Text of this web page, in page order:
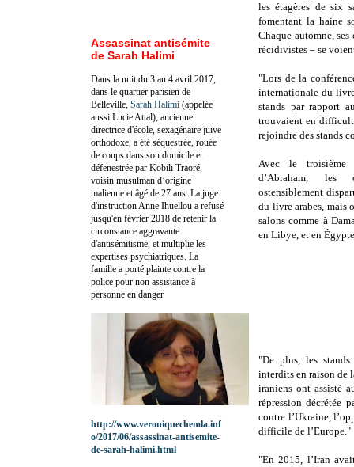
les étagères de six
fomentant la haine
Chaque automne,
récidivistes – se
"Lors de la
internationale du
stands par rapport
trouvaient en
rejoindre des stands
Avec le troisième
d’Abraham, les
ostensiblement
du livre arabes, mais
salons comme à
en Libye, et en
"De plus, les
interdits en raison de
iraniens ont assisté
répression décrétée
contre l’Ukraine,
difficile de l’Europe."
"En 2015, l’Iran
Assassinat antisémite
de Sarah Halimi
Dans la nuit du 3 au 4 avril 2017,
dans le quartier parisien de
Belleville, Sarah Halimi (appelée
aussi Lucie Attal), ancienne
directrice d'école, sexagénaire juive
orthodoxe, a été séquestrée, rouée
de coups dans son domicile et
défenestrée par Kobili Traoré,
voisin musulman d’origine
malienne et âgé de 27 ans. La juge
d'instruction Anne Ihuellou a refusé
jusqu'en février 2018 de retenir la
circonstance aggravante
d'antisémitisme, et multiplie les
expertises psychiatriques. La
famille a porté plainte contre la
police pour non assistance à
personne en danger.
http://www.veroniquechemla.inf
o/2017/06/assassinat-antisemite-
de-sarah-halimi.html